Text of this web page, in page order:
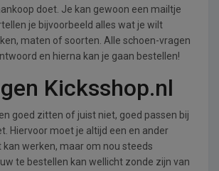
doet. Je kan gewoon een mailtje
je bijvoorbeeld alles wat je wilt
maten of soorten. Alle schoen-vragen
en hierna kan je gaan bestellen!
Kicksshop.nl
goed zitten of juist niet, goed passen bij
Hiervoor moet je altijd een en ander
kan werken, maar om nou steeds
te bestellen kan wellicht zonde zijn van